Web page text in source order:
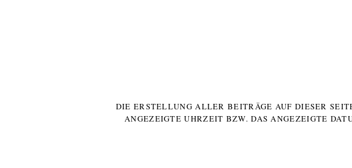
DIE ERSTELLUNG ALLER BEITRÄGE AUF DIESER
ANGEZEIGTE UHRZEIT BZW. DAS ANGEZEIGTE